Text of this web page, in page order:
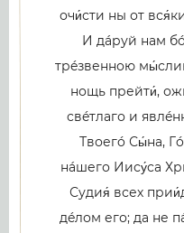
очи́сти ны от
И дáруй нам
трéзвенною
нощь прейти́,
свéтлаго и
Твоегó Сы́на,
нáшего Иису́са
Судия́ всех
дéлом его; да не